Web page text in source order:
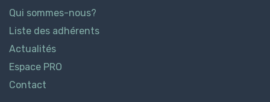
Qui sommes-nous?
Liste des adhérents
Actualités
Espace PRO
Contact